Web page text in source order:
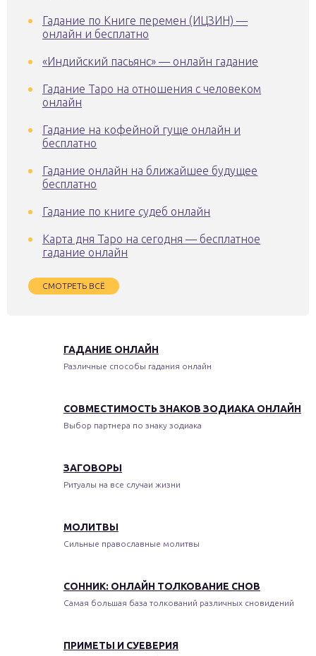
Гадание по Книге перемен (ИЦЗИН) —
онлайн и бесплатно
«Индийский пасьянс» — онлайн гадание
Гадание Таро на отношения с человеком
онлайн
Гадание на кофейной гуще онлайн и
бесплатно
Гадание онлайн на ближайшее будущее
бесплатно
Гадание по книге судеб онлайн
Карта дня Таро на сегодня — бесплатное
гадание онлайн
СМОТРЕТЬ ВСЁ
ГАДАНИЕ ОНЛАЙН
Различные способы гадания онлайн
СОВМЕСТИМОСТЬ ЗНАКОВ ЗОДИАКА ОНЛАЙН
Выбор партнера по знаку зодиака
ЗАГОВОРЫ
Ритуалы на все случаи жизни
МОЛИТВЫ
Сильные православные молитвы
СОННИК: ОНЛАЙН ТОЛКОВАНИЕ СНОВ
Самая большая база толкований различных сновидений
ПРИМЕТЫ И СУЕВЕРИЯ